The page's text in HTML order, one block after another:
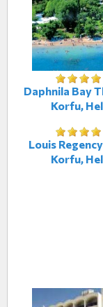
Daphnila Bay
Korfu,
Louis
Korfu,